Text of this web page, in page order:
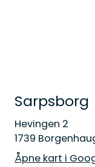
Sarpsborg
Hevingen 2
1739
Åpne kart i